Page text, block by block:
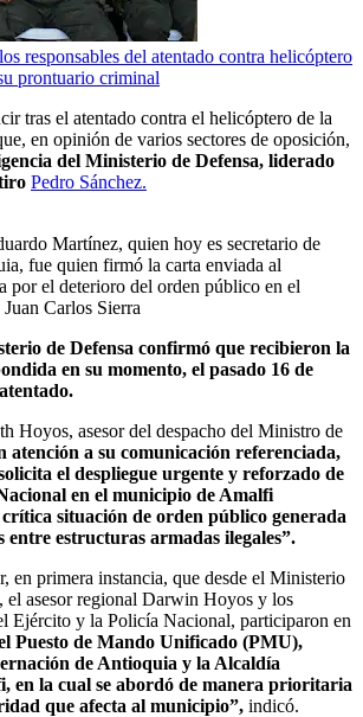
responsables del atentado contra helicóptero
prontuario criminal
tras el atentado contra el helicóptero de la
en opinión de varios sectores de oposición,
del Ministerio de Defensa, liderado
Pedro Sánchez.
Martínez, quien hoy es secretario de
fue quien firmó la carta enviada al
por el deterioro del orden público en el
Juan Carlos Sierra
de Defensa confirmó que recibieron la
en su momento, el pasado 16 de
Hoyos, asesor del despacho del Ministro de
atención a su comunicación referenciada,
el despliegue urgente y reforzado de
en el municipio de Amalfi
situación de orden público generada
estructuras armadas ilegales”.
en primera instancia, que desde el Ministerio
el asesor regional Darwin Hoyos y los
Ejército y la Policía Nacional, participaron en
Puesto de Mando Unificado (PMU),
de Antioquia y la Alcaldía
en la cual se abordó de manera prioritaria
que afecta al municipio”, indicó.